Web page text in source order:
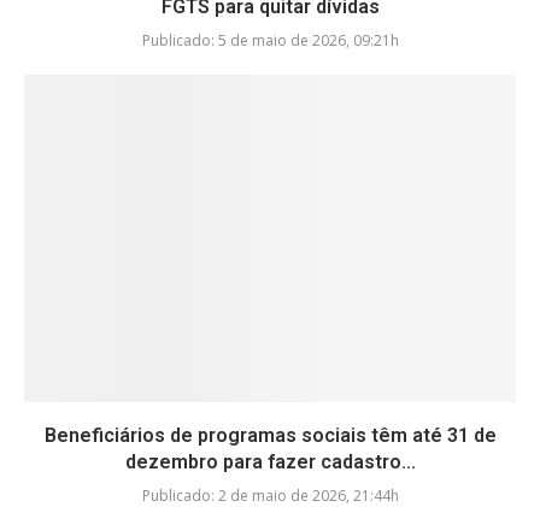
FGTS para quitar dívidas
Publicado: 5 de maio de 2026, 09:21h
Beneficiários de programas sociais têm até 31 de
dezembro para fazer cadastro...
Publicado: 2 de maio de 2026, 21:44h